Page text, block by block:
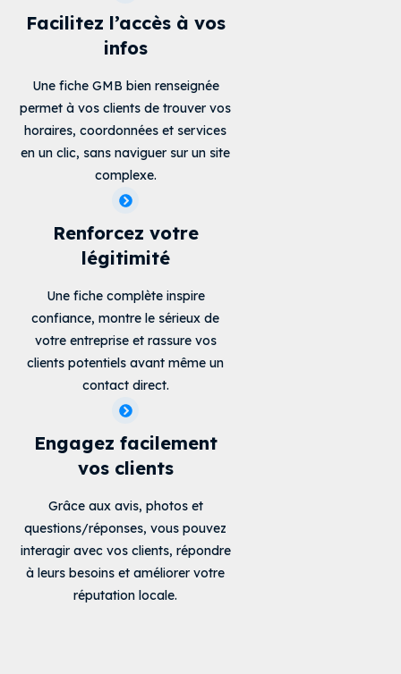
Facilitez l’accès à vos
infos
Une fiche GMB bien renseignée
permet à vos clients de trouver vos
horaires, coordonnées et services
en un clic, sans naviguer sur un site
complexe.
Renforcez votre
légitimité
Une fiche complète inspire
confiance, montre le sérieux de
votre entreprise et rassure vos
clients potentiels avant même un
contact direct.
Engagez facilement
vos clients
Grâce aux avis, photos et
questions/réponses, vous pouvez
interagir avec vos clients, répondre
à leurs besoins et améliorer votre
réputation locale.